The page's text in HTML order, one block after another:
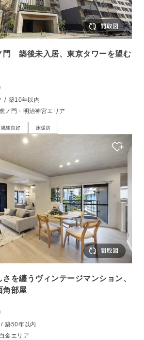
門 築後未入居、東京タワーを望む
/ 築10年以内
ノ門・明治神宮エリア
眺望良好 床暖房
を纏うヴィンテージマンション、
角部屋
/ 築50年以内
金エリア